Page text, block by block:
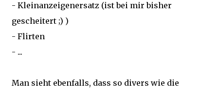
- Kleinanzeigenersatz (ist bei mir bisher
gescheitert ;) )
- Flirten
- ...
Man sieht ebenfalls, dass so divers wie die